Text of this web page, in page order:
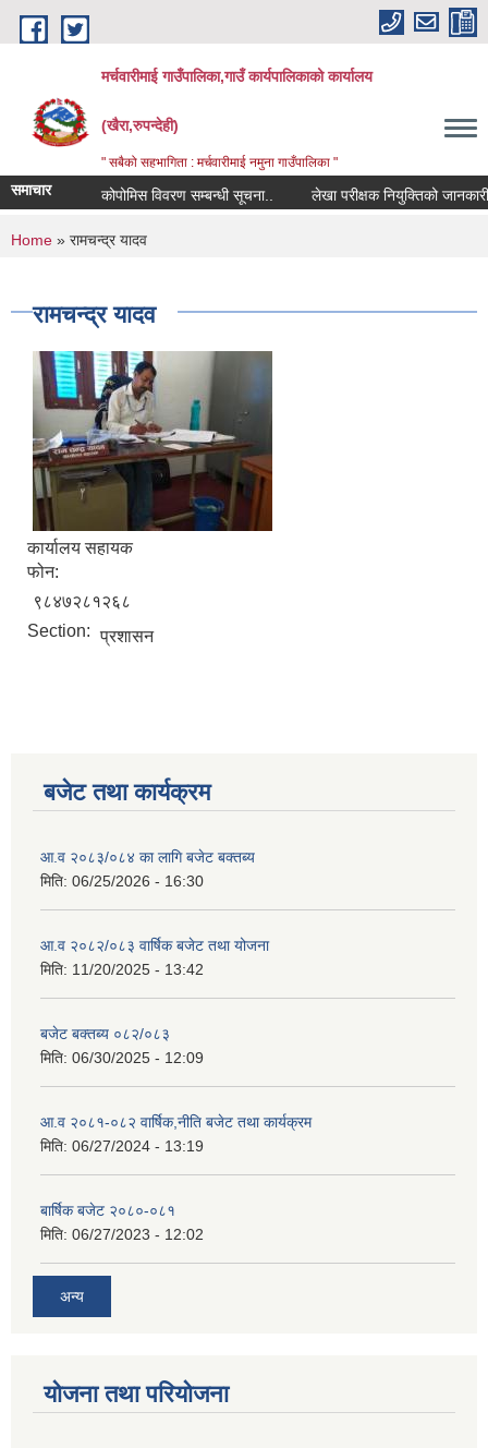
Skip to main content
मर्चवारीमाई गाउँपालिका,गाउँ कार्यपालिकाको कार्यालय
(खैरा,रुपन्देही)
" सबैको सहभागिता : मर्चवारीमाई नमुना गाउँपालिका "
समाचार कोपोमिस विवरण सम्बन्धी सूचना.. लेखा परीक्षक नियुक्तिको जानकारी
You are here
Home » रामचन्द्र यादव
रामचन्द्र यादव
कार्यालय सहायक
फोन:
९८४७२८१२६८
Section: प्रशासन
बजेट तथा कार्यक्रम
आ.व २०८३/०८४ का लागि बजेट बक्तब्य
मिति: 06/25/2026 - 16:30
आ.व २०८२/०८३ वार्षिक बजेट तथा योजना
मिति: 11/20/2025 - 13:42
बजेट बक्तब्य ०८२/०८३
मिति: 06/30/2025 - 12:09
आ.व २०८१-०८२ वार्षिक,नीति बजेट तथा कार्यक्रम
मिति: 06/27/2024 - 13:19
बार्षिक बजेट २०८०-०८१
मिति: 06/27/2023 - 12:02
अन्य
योजना तथा परियोजना